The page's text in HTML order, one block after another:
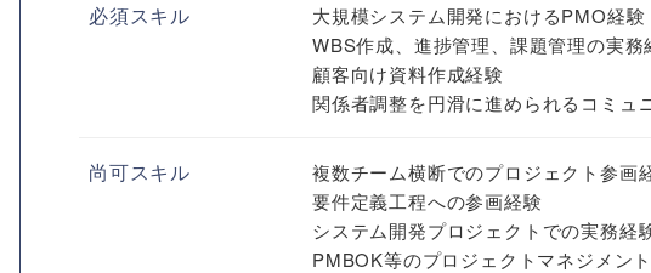
必須スキル
大規模システム開発におけるPMO経験
WBS作成、進捗管理、課題管理の実務
顧客向け資料作成経験
関係者調整を円滑に進められるコミュ
尚可スキル
複数チーム横断でのプロジェクト参画
要件定義工程への参画経験
システム開発プロジェクトでの実務経
PMBOK等のプロジェクトマネジメン